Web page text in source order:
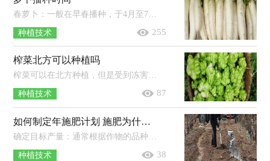
种植技术 255
榨菜北方可以种植吗
榨菜可以在北方种植，但是受到冻害的几率较高，建议使用大棚进行种植。榨菜是一种不耐寒的作物，定植后如果遇到冷空气，则很容易在苗期就...
种植技术 87
如何制定年施肥计划 施肥为什么能增产
确定目标产量：通常根据作物的品种特性和产量潜力来确定。计算养分吸收量：根据目标产量以及作物对养分的吸收量来确定。调整养分施用...
种植技术 38